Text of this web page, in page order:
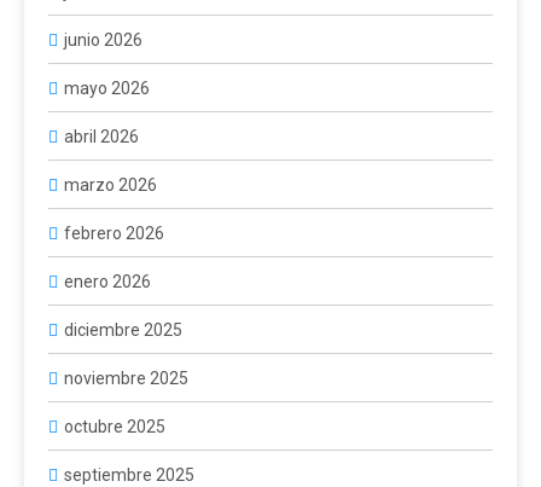
junio 2026
mayo 2026
abril 2026
marzo 2026
febrero 2026
enero 2026
diciembre 2025
noviembre 2025
octubre 2025
septiembre 2025